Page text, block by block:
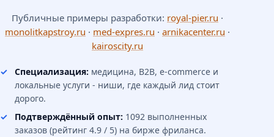
Лицензия спрятана
Лицензия на образовательную деятельность в
подвале мелким шрифтом. Нет Schema
EducationalOrganization с полем accreditation. Это
Публичные примеры разработки: royal-pier.ru ·
monolitkapstroy.ru · med-expres.ru · arnikacenter.ru ·
kairoscity.ru
Специализация: медицина, B2B, e-commerce и
локальные услуги - ниши, где каждый лид стоит
дорого.
Подтверждённый опыт: 1092 выполненных
заказов (рейтинг 4.9 / 5) на бирже фриланса.